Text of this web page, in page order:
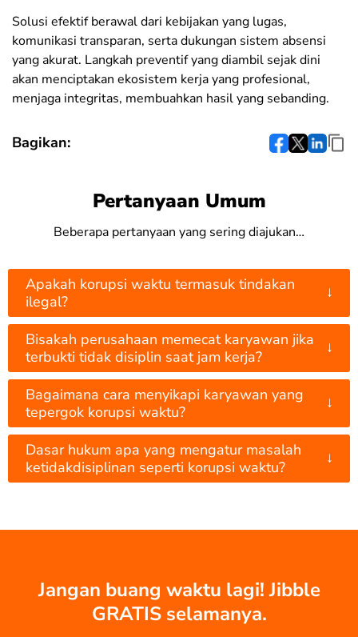
Solusi efektif berawal dari kebijakan yang lugas,
komunikasi transparan, serta dukungan sistem absensi
yang akurat. Langkah preventif yang diambil sejak dini
akan menciptakan ekosistem kerja yang profesional,
menjaga integritas, membuahkan hasil yang sebanding.
Bagikan:
Pertanyaan Umum
Beberapa pertanyaan yang sering diajukan…
Apakah korupsi waktu termasuk tindakan
ilegal?
↓
Bisakah perusahaan memecat karyawan jika
terbukti tidak disiplin saat jam kerja?
↓
Bagaimana cara menyikapi karyawan yang
tepergok korupsi waktu?
↓
Dasar hukum apa yang mengatur masalah
ketidakdisiplinan seperti korupsi waktu?
↓
Jangan buang waktu lagi! Jibble
GRATIS selamanya.